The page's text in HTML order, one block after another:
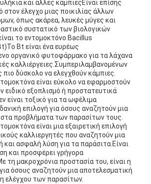
και άλλες κάμπιεςΕίναι επίσης
στον έλεγχο μιας ποικιλίας άλλων
όπως ακάρεα, λευκές μύγες και
συστατικό των βιολογικών
το εντομοκτόνο Bacillus
Bt είναι ένα ευρέως
οργανικό φυτοφάρμακο για τα λάχανα
καλλιέργειες.Συμπεριλαμβανομένων
πιο δύσκολο να ελεγχθούν κάμπιες.
είναι εύκολο να εφαρμοστούν
ειδικό εξοπλισμό ή προστατευτικά
είναι τοξικό για τα ωφέλιμα
επιλογή για όσους αναζητούν μια
στα προβλήματα των παρασίτων τους.
είναι μια εξαιρετική επιλογή
καλλιεργητές που αναζητούν μια
και ασφαλή λύση για τα παράσιτα.Είναι
και προσφέρει γρήγορα
τη μακροχρόνια προστασία του, είναι η
όσους αναζητούν μια αποτελεσματική
ελέγχου των παρασίτων.